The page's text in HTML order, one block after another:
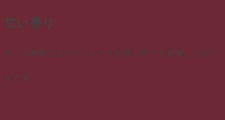
甘い香り
今、山本家ではチョコレートの甘い香りが充満しており
まする。